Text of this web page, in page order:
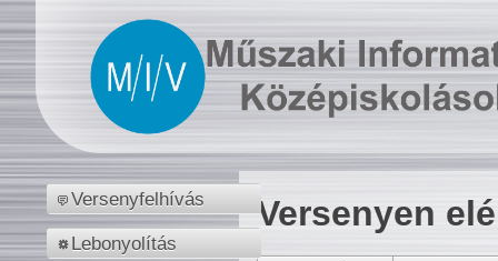
Versenyfelhívás
Lebonyolítás
Versenyen